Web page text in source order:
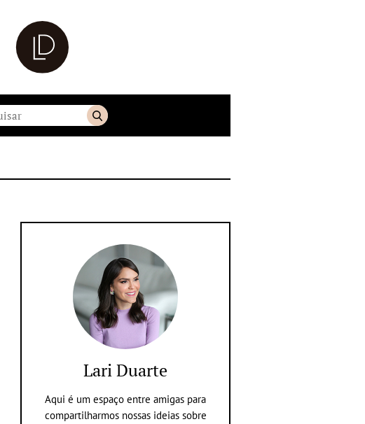
Lari Duarte
Aqui é um espaço entre amigas para
compartilharmos nossas ideias sobre